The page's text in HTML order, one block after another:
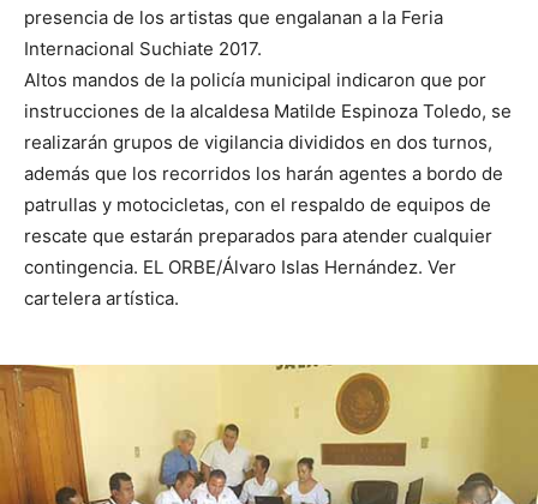
presencia de los artistas que engalanan a la Feria
Internacional Suchiate 2017.
Altos mandos de la policía municipal indicaron que por
instrucciones de la alcaldesa Matilde Espinoza Toledo, se
realizarán grupos de vigilancia divididos en dos turnos,
además que los recorridos los harán agentes a bordo de
patrullas y motocicletas, con el respaldo de equipos de
rescate que estarán preparados para atender cualquier
contingencia. EL ORBE/Álvaro Islas Hernández. Ver
cartelera artística.